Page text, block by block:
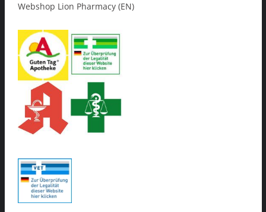
Webshop Lion Pharmacy (EN)